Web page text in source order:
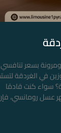
ومرونة بسعر
في الغردقة
سواء كنت قادمًا
عسل رومانسي،